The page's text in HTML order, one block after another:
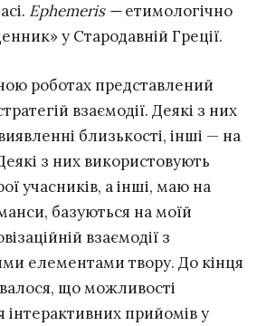
Ephemeris —етимологічно
у Стародавній Греції.
роботах представлений
взаємодії. Деякі з них
близькості, інші — на
з них використовують
учасників, а інші, маю на
базуються на моїй
взаємодії з
елементами твору. До кінця
що можливості
інтерактивних прийомів у